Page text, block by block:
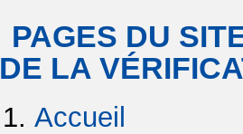
PAGES DU
DE LA
Accueil